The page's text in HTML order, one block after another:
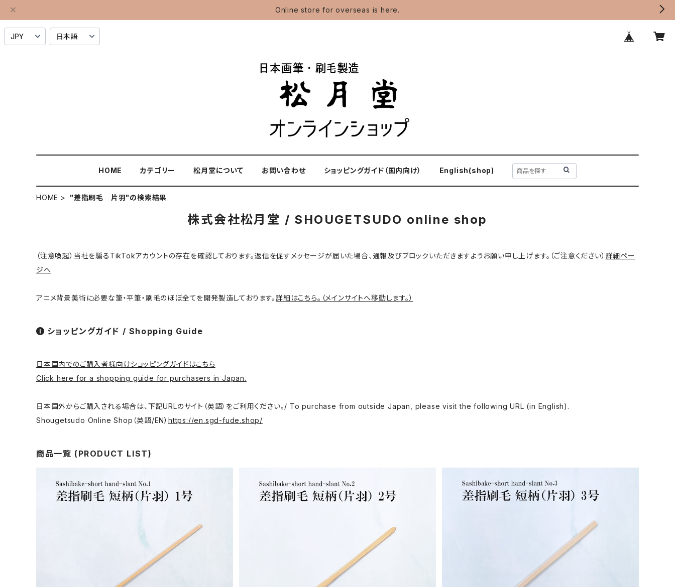
Online store for overseas is here.
HOME カテゴリー 松月堂について お問い合わせ ショッピングガイド（国内向け） English(shop)
HOME "差指刷毛 片羽"の検索結果
株式会社松月堂 / SHOUGETSUDO online shop
（注意喚起）当社を騙るTikTokアカウントの存在を確認しております。返信を促すメッセージが届いた場合、通報及びブロックいただきますようお願い申し上げます。（ご注意ください） 詳細ペー
ジへ
アニメ背景美術に必要な筆・平筆・刷毛のほぼ全てを開発製造しております。詳細はこちら。（メインサイトへ移動します。）
ショッピングガイド / Shopping Guide
日本国内でのご購入者様向けショッピングガイドはこちら
Click here for a shopping guide for purchasers in Japan.
日本国外からご購入される場合は、下記URLのサイト（英語）をご利用ください。/ To purchase from outside Japan, please visit the following URL (in English).
Shougetsudo Online Shop（英語/EN）https://en.sgd-fude.shop/
商品一覧 (PRODUCT LIST)